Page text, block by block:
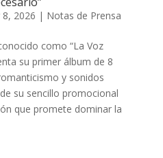
8, 2026 | Notas de Prensa
como “La Voz
su primer álbum de 8
y sonidos
su sencillo promocional
que promete dominar la